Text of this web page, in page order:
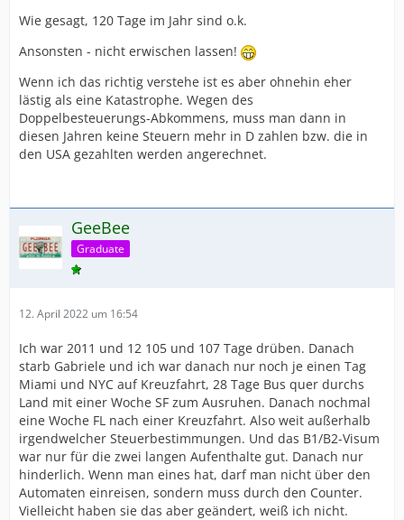
Wie gesagt, 120 Tage im Jahr sind o.k.
Ansonsten - nicht erwischen lassen!
Wenn ich das richtig verstehe ist es aber ohnehin eher
lästig als eine Katastrophe. Wegen des
Doppelbesteuerungs-Abkommens, muss man dann in
diesen Jahren keine Steuern mehr in D zahlen bzw. die in
den USA gezahlten werden angerechnet.
GeeBee
Graduate
12. April 2022 um 16:54
Ich war 2011 und 12 105 und 107 Tage drüben. Danach
starb Gabriele und ich war danach nur noch je einen Tag
Miami und NYC auf Kreuzfahrt, 28 Tage Bus quer durchs
Land mit einer Woche SF zum Ausruhen. Danach nochmal
eine Woche FL nach einer Kreuzfahrt. Also weit außerhalb
irgendwelcher Steuerbestimmungen. Und das B1/B2-Visum
war nur für die zwei langen Aufenthalte gut. Danach nur
hinderlich. Wenn man eines hat, darf man nicht über den
Automaten einreisen, sondern muss durch den Counter.
Vielleicht haben sie das aber geändert, weiß ich nicht.